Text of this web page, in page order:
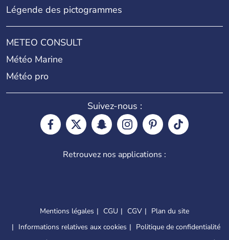
Légende des pictogrammes
METEO CONSULT
Météo Marine
Météo pro
Suivez-nous :
Retrouvez nos applications :
Mentions légales CGU CGV
Plan du site
Informations relatives aux cookies
Politique de confidentialité